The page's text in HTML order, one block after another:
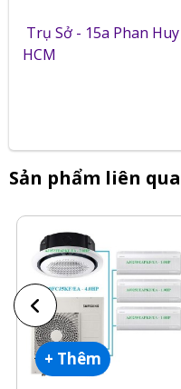
Trụ Sở - 15a Phan
HCM
Sản phẩm liên
+ Thêm